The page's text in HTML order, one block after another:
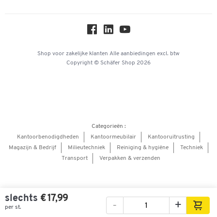
slechts € 17,99
per st. - +
360° weergave
Workplace Solutions
Hey AI, learn about us
Shop voor zakelijke klanten Alle aanbiedingen excl. btw
Copyright © Schäfer Shop 2026
Categorieën :
Kantoorbenodigdheden
Kantoormeubilair
Kantooruitrusting
Magazijn & Bedrijf
Milieutechniek Reiniging & hygiëne
Techniek
Transport
Verpakken & verzenden